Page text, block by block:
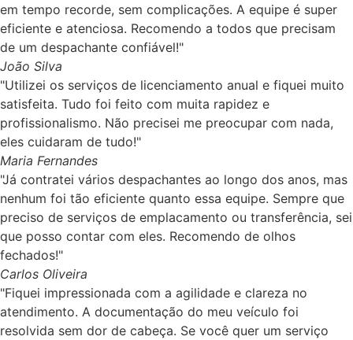
em tempo recorde, sem complicações. A equipe é super
eficiente e atenciosa. Recomendo a todos que precisam
de um despachante confiável!"
João Silva
"Utilizei os serviços de licenciamento anual e fiquei muito
satisfeita. Tudo foi feito com muita rapidez e
profissionalismo. Não precisei me preocupar com nada,
eles cuidaram de tudo!"
Maria Fernandes
"Já contratei vários despachantes ao longo dos anos, mas
nenhum foi tão eficiente quanto essa equipe. Sempre que
preciso de serviços de emplacamento ou transferência, sei
que posso contar com eles. Recomendo de olhos
fechados!"
Carlos Oliveira
"Fiquei impressionada com a agilidade e clareza no
atendimento. A documentação do meu veículo foi
resolvida sem dor de cabeça. Se você quer um serviço